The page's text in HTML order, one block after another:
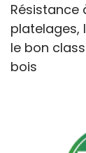
Résistance
platelages,
le bon
bois